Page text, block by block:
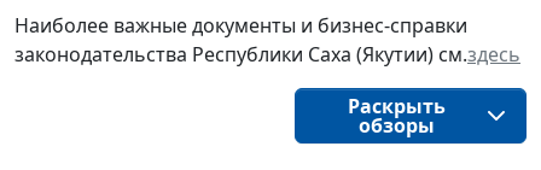
Наиболее важные документы и бизнес-справки
законодательства Республики Саха (Якутии) см.здесь
Раскрыть
обзоры